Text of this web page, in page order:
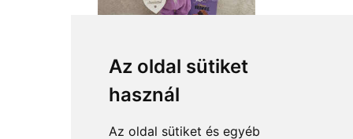
Az oldal sütiket
használ
Az oldal sütiket és egyéb
Édesanyámnak szeretettel
18 880 Ft-tól